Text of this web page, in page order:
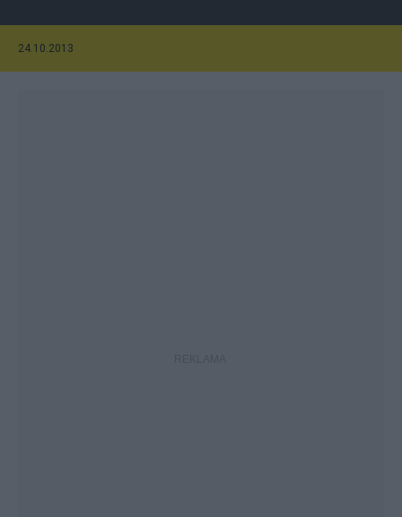
24.10.2013